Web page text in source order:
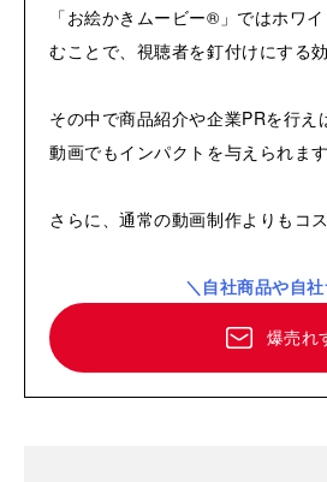
「お絵かきムービー®」ではホワ
むことで、視聴者を釘付けにする
その中で商品紹介や企業PRを行
動画でもインパクトを与えられます
さらに、通常の動画制作よりもコ
＼自社商品や自
爆売れ